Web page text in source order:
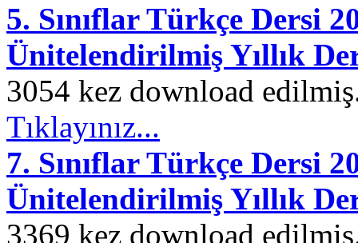
5. Sınıflar Türkçe Dersi
Ünitelendirilmiş Yıllık
3054 kez download
Tıklayınız...
7. Sınıflar Türkçe Dersi
Ünitelendirilmiş Yıllık
3369 kez download